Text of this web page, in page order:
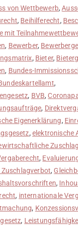
von Wettbewerb,
, Beihilferecht,
mit
, Bewerber,
, Bieter,
, Bundes-
,
, BVB,
,
Eigenerklärung,
, elektronische
,
Zuschlagverbot,
,
, internationale
,
,